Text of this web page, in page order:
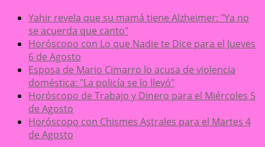
Yahir revela que su mamá tiene Alzheimer: "Ya no
se acuerda que canto"
Horóscopo con Lo que Nadie te Dice para el Jueves
6 de Agosto
Esposa de Mario Cimarro lo acusa de violencia
doméstica: "La policía se lo llevó"
Horóscopo de Trabajo y Dinero para el Miércoles 5
de Agosto
Horóscopo con Chismes Astrales para el Martes 4
de Agosto